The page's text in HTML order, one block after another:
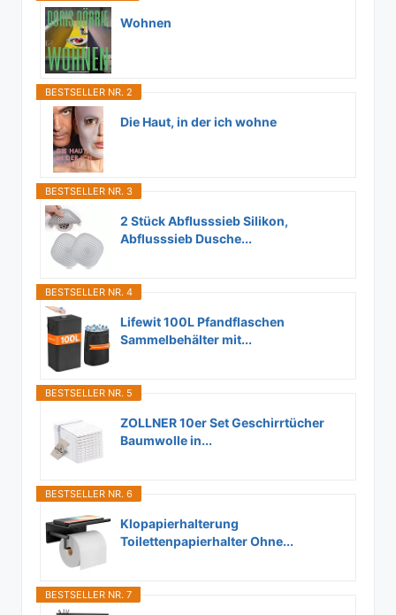
Wohnen
BESTSELLER NR. 2
Die Haut, in der ich wohne
BESTSELLER NR. 3
2 Stück Abflusssieb Silikon,
Abflusssieb Dusche...
BESTSELLER NR. 4
Lifewit 100L Pfandflaschen
Sammelbehälter mit...
BESTSELLER NR. 5
ZOLLNER 10er Set Geschirrtücher
Baumwolle in...
BESTSELLER NR. 6
Klopapierhalterung
Toilettenpapierhalter Ohne...
BESTSELLER NR. 7